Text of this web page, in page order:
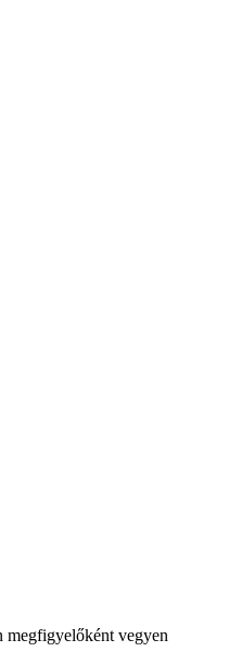
megfigyelőként vegyen